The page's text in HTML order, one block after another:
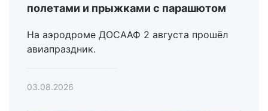
полетами и прыжками с парашютом
На аэродроме ДОСААФ 2 августа прошёл
авиапраздник.
03.08.2026